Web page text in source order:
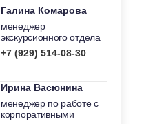
Галина Комарова
менеджер
экскурсионного отдела
+7 (929) 514-08-30
Ирина Васюнина
менеджер по работе с
корпоративными